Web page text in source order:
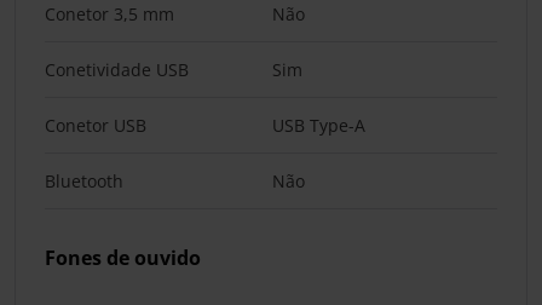
Conetor 3,5 mm Não
Conetividade USB Sim
Conetor USB USB Type-A
Bluetooth Não
Fones de ouvido